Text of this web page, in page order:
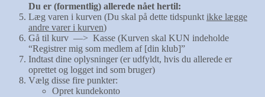
Du er (formentlig) allerede nået hertil:
Læg varen i kurven (Du skal på dette tidspunkt ikke lægge
andre varer i kurven)
Gå til kurv —> Kasse (Kurven skal KUN indeholde
“Registrer mig som medlem af [din klub]”
Indtast dine oplysninger (er udfyldt, hvis du allerede er
oprettet og logget ind som bruger)
Vælg disse fire punkter:
Opret kundekonto